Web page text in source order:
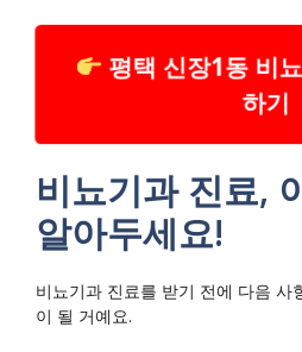
평택 신장1동 비
하기
비뇨기과 진료,
알아두세요!
비뇨기과 진료를 받기 전에 다음 사
이 될 거예요.